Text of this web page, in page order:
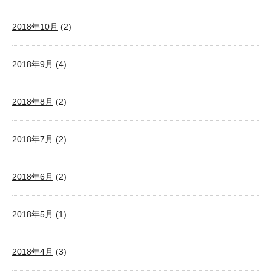
2018年10月 (2)
2018年9月 (4)
2018年8月 (2)
2018年7月 (2)
2018年6月 (2)
2018年5月 (1)
2018年4月 (3)